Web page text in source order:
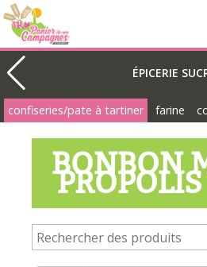
nos
campagnes
ÉPICERIE
confiseries/pate à tartiner farine
BONBON